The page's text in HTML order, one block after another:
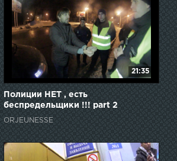
21:35
Полиции НЕТ , есть
беспредельщики !!! part 2
ORJEUNESSE